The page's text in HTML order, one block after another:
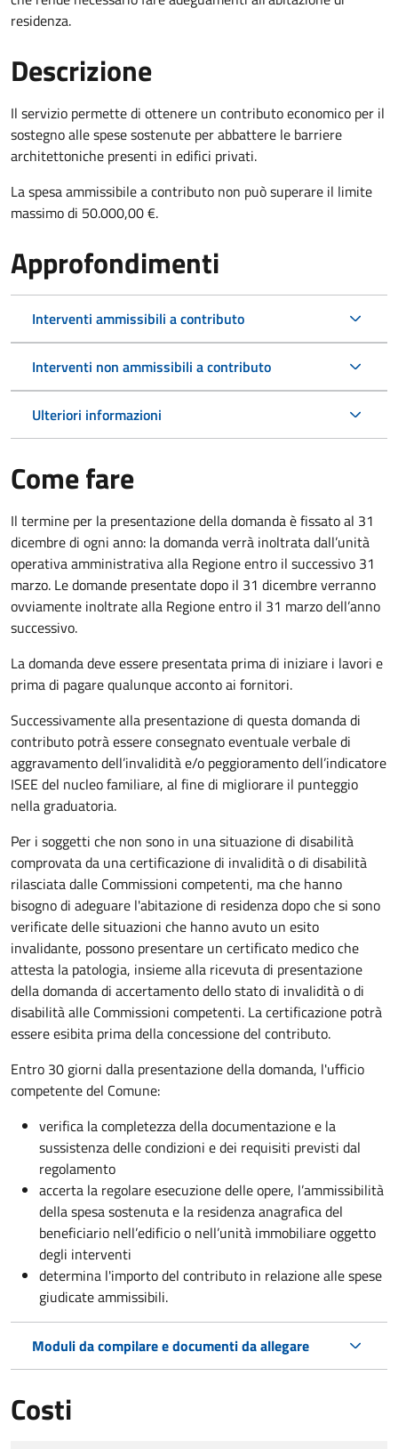
residenza.
Descrizione
Il servizio permette di ottenere un contributo economico per il
sostegno alle spese sostenute per abbattere le barriere
architettoniche presenti in edifici privati.
La spesa ammissibile a contributo non può superare il limite
massimo di 50.000,00 €.
Approfondimenti
Interventi ammissibili a contributo
Interventi non ammissibili a contributo
Ulteriori informazioni
Come fare
Il termine per la presentazione della domanda è fissato al 31
dicembre di ogni anno: la domanda verrà inoltrata dall’unità
operativa amministrativa alla Regione entro il successivo 31
marzo. Le domande presentate dopo il 31 dicembre verranno
ovviamente inoltrate alla Regione entro il 31 marzo dell’anno
successivo.
La domanda deve essere presentata prima di iniziare i lavori e
prima di pagare qualunque acconto ai fornitori.
Successivamente alla presentazione di questa domanda di
contributo potrà essere consegnato eventuale verbale di
aggravamento dell’invalidità e/o peggioramento dell’indicatore
ISEE del nucleo familiare, al fine di migliorare il punteggio
nella graduatoria.
Per i soggetti che non sono in una situazione di disabilità
comprovata da una certificazione di invalidità o di disabilità
rilasciata dalle Commissioni competenti, ma che hanno
bisogno di adeguare l'abitazione di residenza dopo che si sono
verificate delle situazioni che hanno avuto un esito
invalidante, possono presentare un certificato medico che
attesta la patologia, insieme alla ricevuta di presentazione
della domanda di accertamento dello stato di invalidità o di
disabilità alle Commissioni competenti. La certificazione potrà
essere esibita prima della concessione del contributo.
Entro 30 giorni dalla presentazione della domanda, l'ufficio
competente del Comune:
verifica la completezza della documentazione e la
sussistenza delle condizioni e dei requisiti previsti dal
regolamento
accerta la regolare esecuzione delle opere, l’ammissibilità
della spesa sostenuta e la residenza anagrafica del
beneficiario nell’edificio o nell’unità immobiliare oggetto
degli interventi
determina l'importo del contributo in relazione alle spese
giudicate ammissibili.
Moduli da compilare e documenti da allegare
Costi